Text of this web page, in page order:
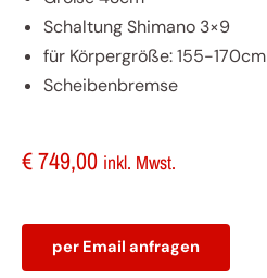
Schaltung Shimano 3×9
für Körpergröße: 155-170cm
Scheibenbremse
€749,00 inkl. Mwst.
per Email anfragen